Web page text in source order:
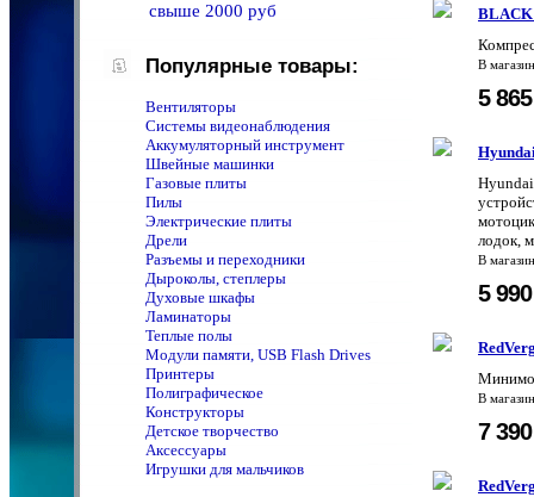
свыше 2000 руб
Популярные товары:
Вентиляторы
Системы видеонаблюдения
Аккумуляторный инструмент
Швейные машинки
Газовые плиты
Пилы
Электрические плиты
Дрели
Разъемы и переходники
Дыроколы, степлеры
Духовые шкафы
Ламинаторы
Теплые полы
Модули памяти, USB Flash Drives
Принтеры
Полиграфическое
Конструкторы
Детское творчество
Аксессуары
Игрушки для мальчиков
BLACK
В
5
Hyundai
лодок,
В
5
В
7